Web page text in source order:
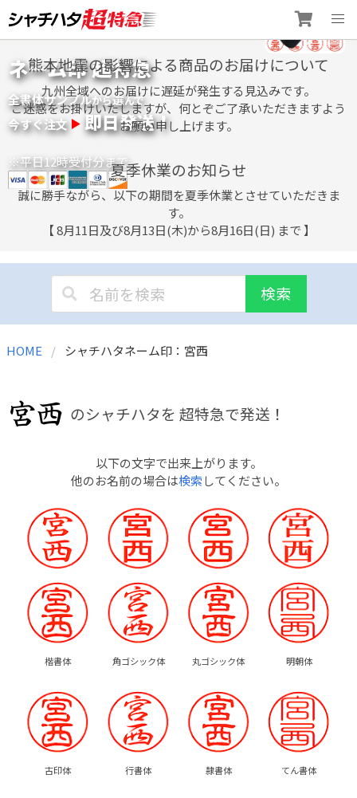
to
content
ネーム印 超特急
全書体サンプルから選んで
今すぐ注文 即日発送！
※平日12時受付分まで
熊本地震の影響による商品のお届けについて
九州全域へのお届けに遅延が発生する見込みです。
ご迷惑をお掛けいたしますが、何とぞご了承いただきますよう
お願い申し上げます。
夏季休業のお知らせ
誠に勝手ながら、以下の期間を夏季休業とさせていただきま
す。
【 8月11日及び8月13日(木)から8月16日(日) まで 】
検索
HOME シャチハタネーム印：宮西
のシャチハタを 超特急で発送！
以下の文字で出来上がります。
他のお名前の場合は検索してください。
楷書体 角ゴシック体 丸ゴシック体 明朝体
古印体 行書体 隷書体 てん書体